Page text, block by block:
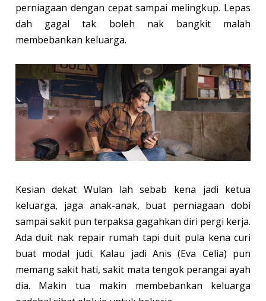
perniagaan dengan cepat sampai melingkup. Lepas
dah gagal tak boleh nak bangkit malah
membebankan keluarga.
Kesian dekat Wulan lah sebab kena jadi ketua
keluarga, jaga anak-anak, buat perniagaan dobi
sampai sakit pun terpaksa gagahkan diri pergi kerja.
Ada duit nak repair rumah tapi duit pula kena curi
buat modal judi. Kalau jadi Anis (Eva Celia) pun
memang sakit hati, sakit mata tengok perangai ayah
dia. Makin tua makin membebankan keluarga